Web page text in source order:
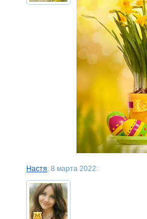
Настя, 8 марта 2022: